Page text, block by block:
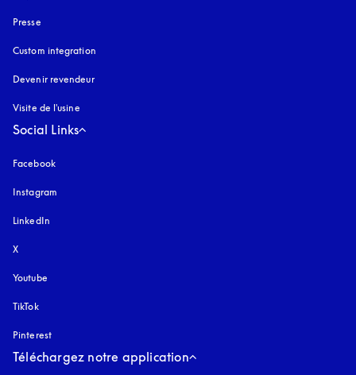
Presse
Custom integration
Devenir revendeur
Visite de l'usine
Social Links
Facebook
Instagram
LinkedIn
X
Youtube
TikTok
Pinterest
Téléchargez notre application